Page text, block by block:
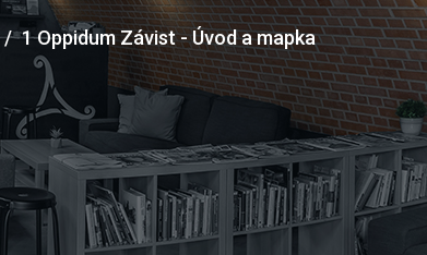
/ 1 Oppidum Závist - Úvod a mapka